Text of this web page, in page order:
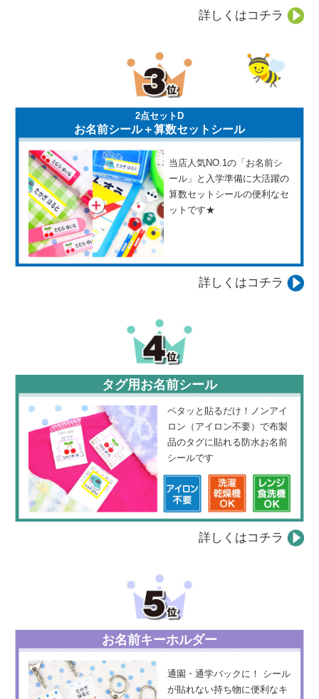
詳しくはコチラ
2点セットD
お名前シール＋算数セットシール
当店人気NO.1の「お名前シ
ール」と入学準備に大活躍の
算数セットシールの便利なセ
ットです★
詳しくはコチラ
タグ用お名前シール
ペタッと貼るだけ！ノンアイ
ロン（アイロン不要）で布製
品のタグに貼れる防水お名前
シールです
詳しくはコチラ
お名前キーホルダー
通園・通学バックに！ シール
が貼れない持ち物に便利なキ